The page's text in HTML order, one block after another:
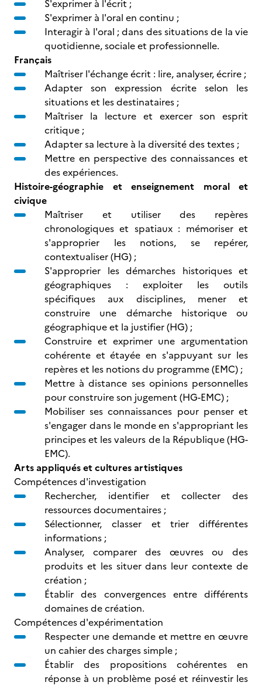
S'exprimer à l'écrit ;
S'exprimer à l'oral en continu ;
Interagir à l'oral ; dans des situations de la vie
quotidienne, sociale et professionnelle.
Français
Maîtriser l'échange écrit : lire, analyser, écrire ;
Adapter son expression écrite selon les
situations et les destinataires ;
Maîtriser la lecture et exercer son esprit
critique ;
Adapter sa lecture à la diversité des textes ;
Mettre en perspective des connaissances et
des expériences.
Histoire-géographie et enseignement moral et
civique
Maîtriser et utiliser des repères
chronologiques et spatiaux : mémoriser et
s'approprier les notions, se repérer,
contextualiser (HG) ;
S'approprier les démarches historiques et
géographiques : exploiter les outils
spécifiques aux disciplines, mener et
construire une démarche historique ou
géographique et la justifier (HG) ;
Construire et exprimer une argumentation
cohérente et étayée en s'appuyant sur les
repères et les notions du programme (EMC) ;
Mettre à distance ses opinions personnelles
pour construire son jugement (HG-EMC) ;
Mobiliser ses connaissances pour penser et
s'engager dans le monde en s'appropriant les
principes et les valeurs de la République (HG-
EMC).
Arts appliqués et cultures artistiques
Compétences d'investigation
Rechercher, identifier et collecter des
ressources documentaires ;
Sélectionner, classer et trier différentes
informations ;
Analyser, comparer des œuvres ou des
produits et les situer dans leur contexte de
création ;
Établir des convergences entre différents
domaines de création.
Compétences d'expérimentation
Respecter une demande et mettre en œuvre
un cahier des charges simple ;
Établir des propositions cohérentes en
réponse à un problème posé et réinvestir les